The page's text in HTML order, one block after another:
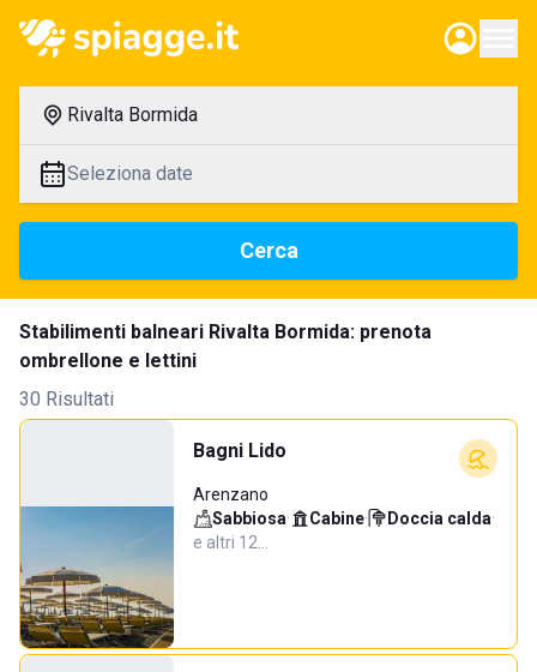
Rivalta Bormida
Seleziona date
Cerca
Stabilimenti balneari Rivalta Bormida: prenota
ombrellone e lettini
30 Risultati
Bagni Lido
Arenzano
Sabbiosa· Cabine· Doccia calda·
e altri 12…